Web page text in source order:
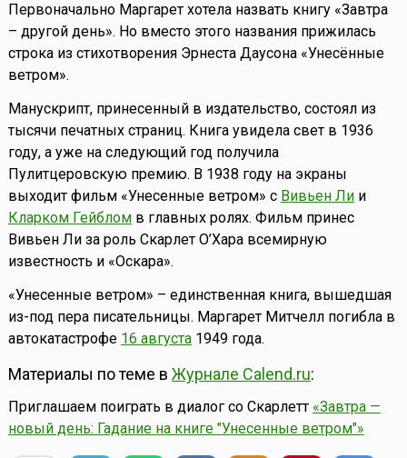
Первоначально Маргарет хотела назвать книгу «Завтра
– другой день». Но вместо этого названия прижилась
строка из стихотворения Эрнеста Даусона «Унесённые
ветром».
Манускрипт, принесенный в издательство, состоял из
тысячи печатных страниц. Книга увидела свет в 1936
году, а уже на следующий год получила
Пулитцеровскую премию. В 1938 году на экраны
выходит фильм «Унесенные ветром» с Вивьен Лии
Кларком Гейбломв главных ролях. Фильм принес
Вивьен Ли за роль Скарлет О’Хара всемирную
известность и «Оскара».
«Унесенные ветром» – единственная книга, вышедшая
из-под пера писательницы. Маргарет Митчелл погибла в
автокатастрофе 16 августа1949 года.
Материалы по теме в Журнале Calend.ru:
Приглашаем поиграть в диалог со Скарлетт «Завтра —
новый день: Гадание на книге "Унесенные ветром"»